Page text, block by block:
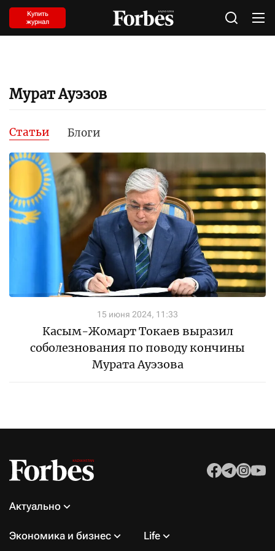
Купить
журнал
Мурат Ауэзов
Статьи Блоги
15 июня 2024, 11:33
Касым-Жомарт Токаев выразил
соболезнования по поводу кончины
Мурата Ауэзова
Актуально
Экономика и бизнес Life